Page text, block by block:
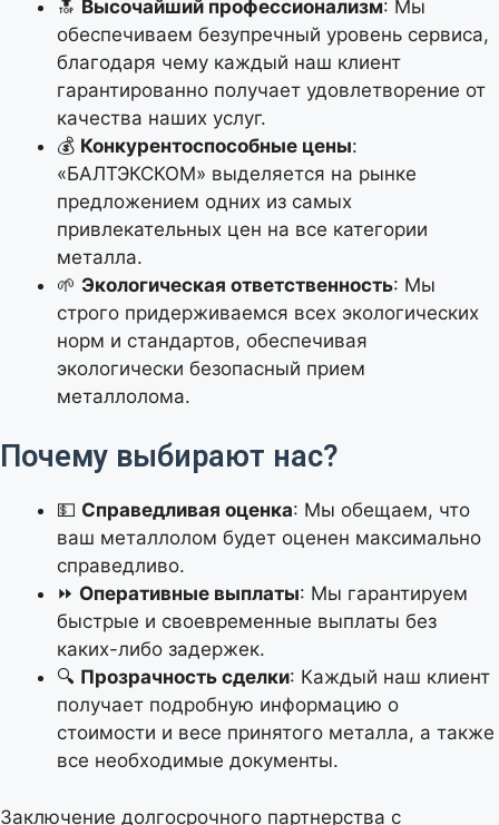
🔝 Высочайший профессионализм: Мы
обеспечиваем безупречный уровень сервиса,
благодаря чему каждый наш клиент
гарантированно получает удовлетворение от
качества наших услуг.
💰 Конкурентоспособные цены:
«БАЛТЭКСКОМ» выделяется на рынке
предложением одних из самых
привлекательных цен на все категории
металла.
🌱 Экологическая ответственность: Мы
строго придерживаемся всех экологических
норм и стандартов, обеспечивая
экологически безопасный прием
металлолома.
Почему выбирают нас?
💵 Справедливая оценка: Мы обещаем, что
ваш металлолом будет оценен максимально
справедливо.
⏩ Оперативные выплаты: Мы гарантируем
быстрые и своевременные выплаты без
каких-либо задержек.
🔍 Прозрачность сделки: Каждый наш клиент
получает подробную информацию о
стоимости и весе принятого металла, а также
все необходимые документы.
Заключение долгосрочного партнерства с
Калькулятор расчета
стоимости металлолома
Выберите тип лома
Тип оплаты